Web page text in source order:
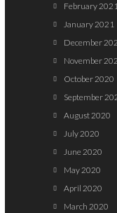
February
January 2021
December
November
October 2020
September
August 2020
July 2020
June 2020
May 2020
April 2020
March 2020